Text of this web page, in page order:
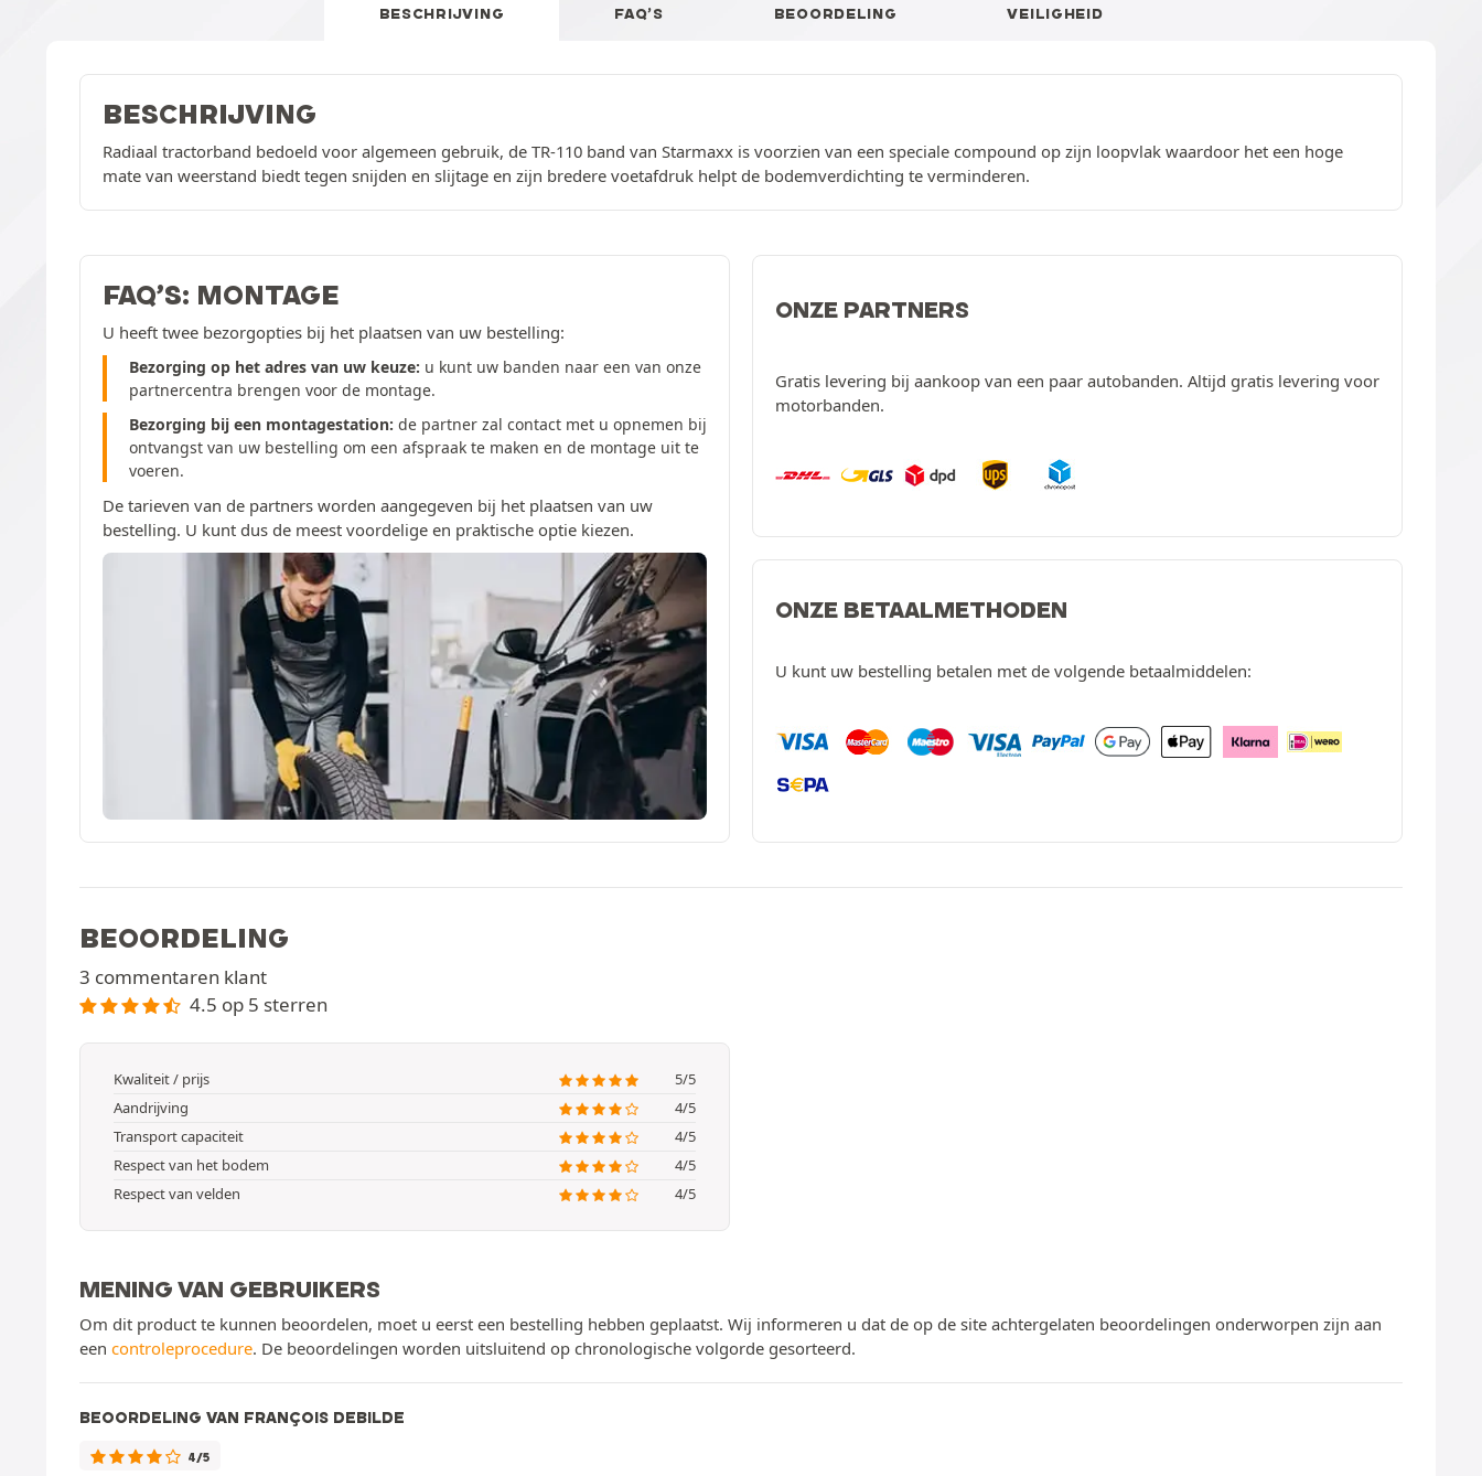
BESCHRIJVING FAQ’S BEOORDELING VEILIGHEID
BESCHRIJVING
Radiaal tractorband bedoeld voor algemeen gebruik, de TR-110 band van Starmaxx is voorzien van een speciale compound op zijn loopvlak waardoor het een hoge
mate van weerstand biedt tegen snijden en slijtage en zijn bredere voetafdruk helpt de bodemverdichting te verminderen.
FAQ’S: MONTAGE
U heeft twee bezorgopties bij het plaatsen van uw bestelling:
Bezorging op het adres van uw keuze: u kunt uw banden naar een van onze
partnercentra brengen voor de montage.
Bezorging bij een montagestation: de partner zal contact met u opnemen bij
ontvangst van uw bestelling om een afspraak te maken en de montage uit te
voeren.
De tarieven van de partners worden aangegeven bij het plaatsen van uw
bestelling. U kunt dus de meest voordelige en praktische optie kiezen.
ONZE PARTNERS
Gratis levering bij aankoop van een paar autobanden. Altijd gratis levering voor
motorbanden.
ONZE BETAALMETHODEN
U kunt uw bestelling betalen met de volgende betaalmiddelen:
BEOORDELING
3 commentaren klant
4.5 op 5 sterren
Kwaliteit / prijs
5/5
Aandrijving
4/5
Transport capaciteit
4/5
Respect van het bodem
4/5
Respect van velden
4/5
MENING VAN GEBRUIKERS
Om dit product te kunnen beoordelen, moet u eerst een bestelling hebben geplaatst. Wij informeren u dat de op de site achtergelaten beoordelingen onderworpen zijn aan
een controleprocedure. De beoordelingen worden uitsluitend op chronologische volgorde gesorteerd.
BEOORDELING VAN FRANÇOIS DEBILDE
4/5